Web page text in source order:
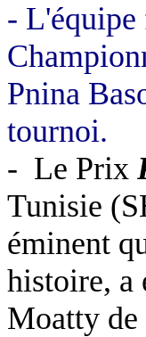
- L'équipe
Pnina
tournoi.
- Le Prix
Tunisie
éminent
histoire, a
Moatty de